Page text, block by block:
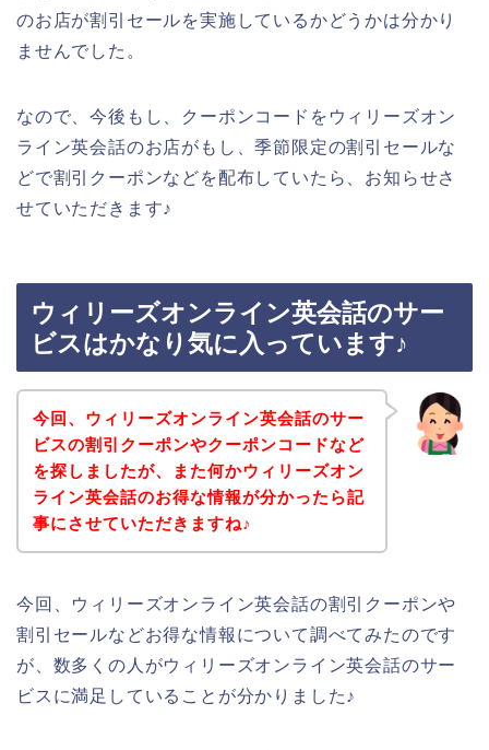
のお店が割引セールを実施しているかどうかは分かり
ませんでした。
なので、今後もし、クーポンコードをウィリーズオン
ライン英会話のお店がもし、季節限定の割引セールな
どで割引クーポンなどを配布していたら、お知らせさ
せていただきます♪
ウィリーズオンライン英会話のサー
ビスはかなり気に入っています♪
今回、ウィリーズオンライン英会話のサー
ビスの割引クーポンやクーポンコードなど
を探しましたが、また何かウィリーズオン
ライン英会話のお得な情報が分かったら記
事にさせていただきますね♪
今回、ウィリーズオンライン英会話の割引クーポンや
割引セールなどお得な情報について調べてみたのです
が、数多くの人がウィリーズオンライン英会話のサー
ビスに満足していることが分かりました♪